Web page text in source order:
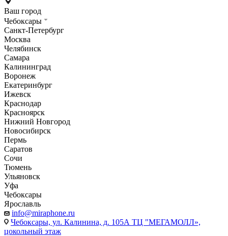
Ваш город
Чебоксары
Санкт-Петербург
Москва
Челябинск
Самара
Калининград
Воронеж
Екатеринбург
Ижевск
Краснодар
Красноярск
Нижний Новгород
Новосибирск
Пермь
Саратов
Сочи
Тюмень
Ульяновск
Уфа
Чебоксары
Ярославль
info@miraphone.ru
Чебоксары, ул. Калинина, д. 105А ТЦ "МЕГАМОЛЛ»,
цокольный этаж